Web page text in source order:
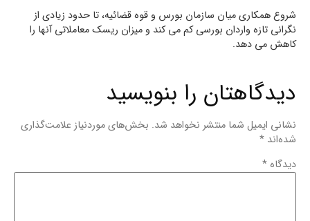
شروع همکاری میان سازمان بورس و قوه قضائیه، تا حدود زیادی از
نگرانی تازه واردان بورسی کم می کند و میزان ریسک معاملاتی آنها را
کاهش می دهد.
دیدگاهتان را بنویسید
نشانی ایمیل شما منتشر نخواهد شد. بخش‌های موردنیاز علامت‌گذاری
شده‌اند *
دیدگاه *